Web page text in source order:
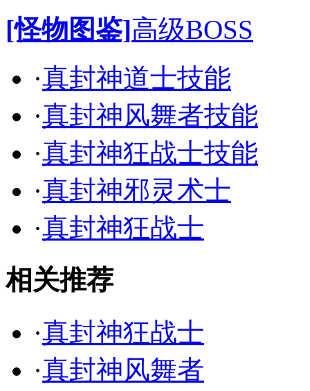
[怪物图鉴]高级BOSS
·真封神道士技能
·真封神风舞者技能
·真封神狂战士技能
·真封神邪灵术士
·真封神狂战士
相关推荐
·真封神狂战士
·真封神风舞者